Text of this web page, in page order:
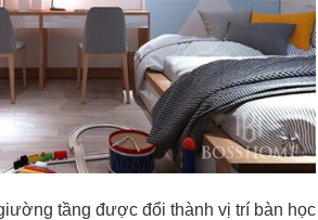
tầng được đổi thành vị trí bàn học